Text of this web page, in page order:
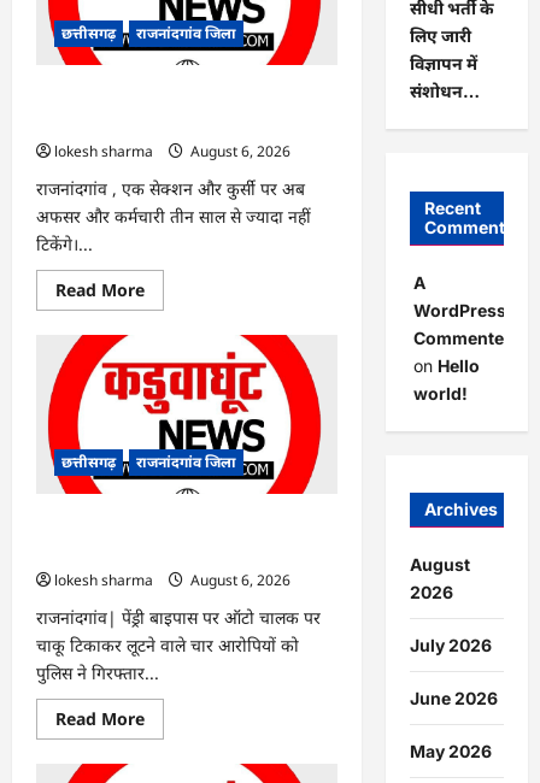
हरियाली
लाने
मेयर
छत्तीसगढ़ राजनांदगांव जिला
lokesh sharma
August 6, 2026
राजनांदगांव , एक सेक्शन और कुर्सी पर अब
अफसर और कर्मचारी तीन साल से ज्यादा नहीं
टिकेंगे।...
Read MoreRead
more
कुर्सी
पर
3
साल
ज्यादा
नहीं
टिकेंगे
छत्तीसगढ़ राजनांदगांव जिला
lokesh sharma
August 6, 2026
राजनांदगांव| पेंड्री बाइपास पर ऑटो चालक पर
चाकू टिकाकर लूटने वाले चार आरोपियों को
पुलिस ने गिरफ्तार...
Read MoreRead
more
सीधी भर्ती के
लिए जारी
विज्ञापन में
संशोधन…
Recent
Comments
A
WordPress
Commenter
on Hello
world!
Archives
August
2026
July 2026
June 2026
May 2026